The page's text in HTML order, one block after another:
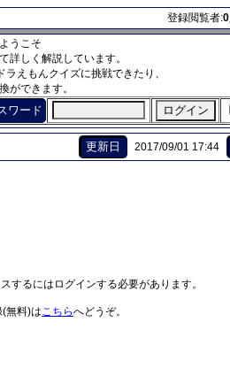
登録閲覧者:0
うこそ
詳しく解説しています。
えもんクイズに挑戦できたり、
ができます。
ワード
更新日 2017/09/01 17:44
するにはログインする必要があります。
(無料)はこちらへどうぞ。